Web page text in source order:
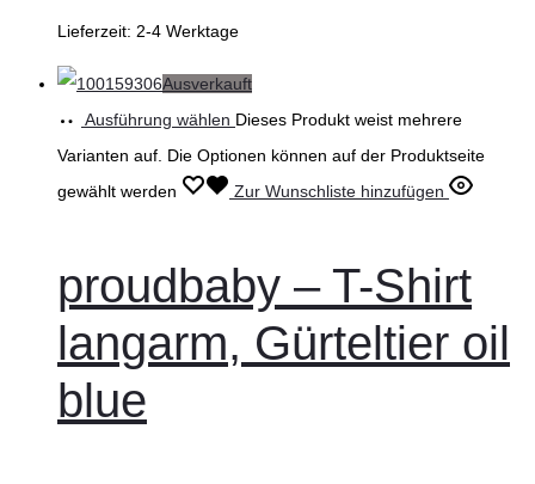
Lieferzeit: 2-4 Werktage
Ausverkauft
Ausführung wählen Dieses Produkt weist mehrere
Varianten auf. Die Optionen können auf der Produktseite
gewählt werden
Zur Wunschliste hinzufügen
proudbaby – T-Shirt
langarm, Gürteltier oil
blue